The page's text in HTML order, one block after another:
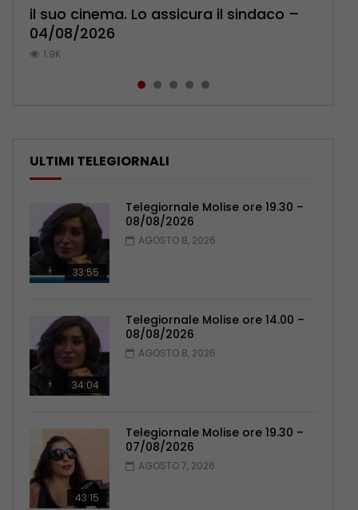
il suo cinema. Lo assicura il sindaco –
04/08/2026
1.9K
cittadini: ‘Abbiamo paura per i ragazzi’
– 07/08/2026
1.2K
l’ambulatorio per curare l’osteoporosi
– 06/08/2026
1.1K
Pensionati: più relazioni e servizi di
prossimità – 04/08/2026
1.1K
Municipale evita il peggio – 07/08/2026
1K
ULTIMI TELEGIORNALI
33:55
Telegiornale Molise ore 19.30 –
08/08/2026
AGOSTO 8, 2026
34:04
Telegiornale Molise ore 14.00 –
08/08/2026
AGOSTO 8, 2026
43:15
Telegiornale Molise ore 19.30 –
07/08/2026
AGOSTO 7, 2026